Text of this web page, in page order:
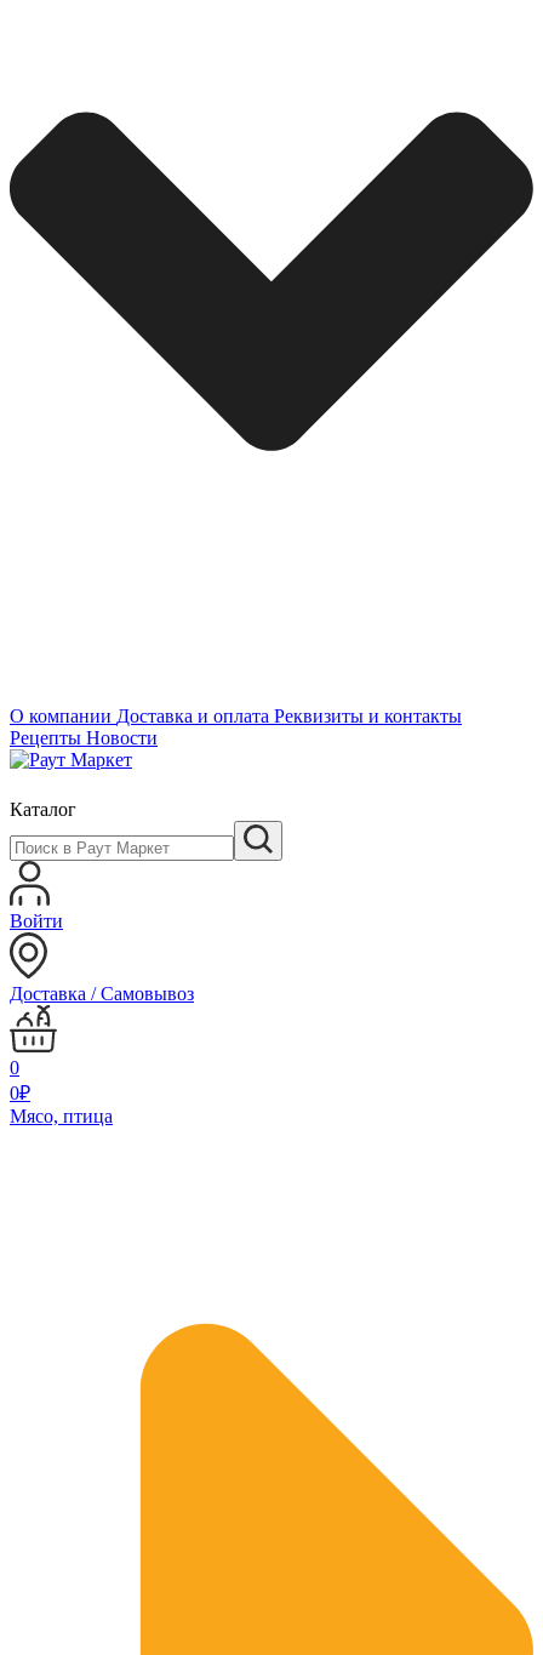
О компании Доставка и оплата Реквизиты и контакты
Рецепты Новости
Каталог
Войти
Доставка / Самовывоз
0
0₽
Мясо, птица